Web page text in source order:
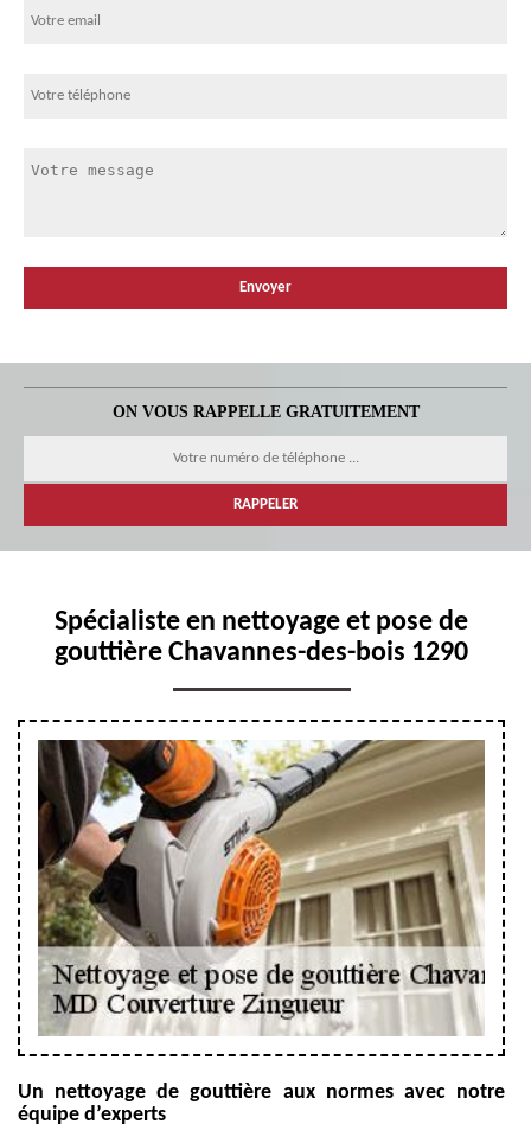
ON VOUS RAPPELLE GRATUITEMENT
Spécialiste en nettoyage et pose de
gouttière Chavannes-des-bois 1290
Un nettoyage de gouttière aux normes avec notre
équipe d’experts